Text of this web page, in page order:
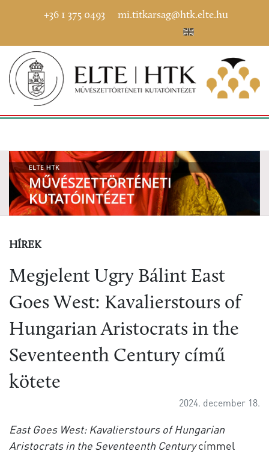
+36 1 375 0493 mi.titkarsag@htk.elte.hu
HÍREK
Megjelent Ugry Bálint East
Goes West: Kavalierstours of
Hungarian Aristocrats in the
Seventeenth Century című
kötete
2024. december 18.
East Goes West: Kavalierstours of Hungarian
Aristocrats in the Seventeenth Centurycímmel